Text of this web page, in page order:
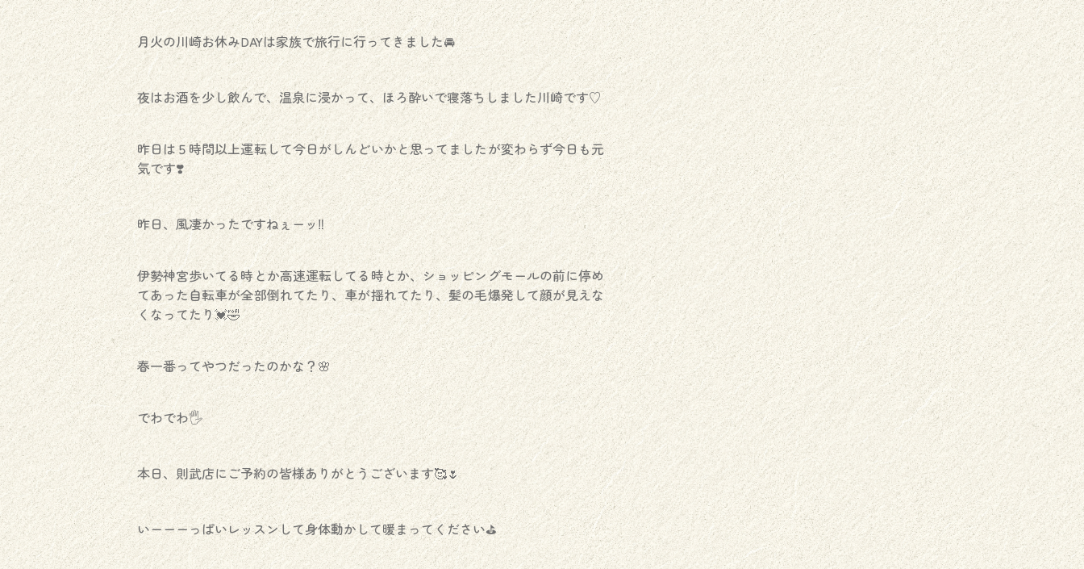
月火の川崎お休みDAYは家族で旅行に行ってきました🚘
夜はお酒を少し飲んで、温泉に浸かって、ほろ酔いで寝落ちしました川崎です♡
昨日は５時間以上運転して今日がしんどいかと思ってましたが変わらず今日も元
気です❣️
昨日、風凄かったですねぇーッ‼️
伊勢神宮歩いてる時とか高速運転してる時とか、ショッピングモールの前に停め
てあった自転車が全部倒れてたり、車が揺れてたり、髪の毛爆発して顔が見えな
くなってたり💓🤣
春一番ってやつだったのかな？🌸
でわでわ🖐
本日、則武店にご予約の皆様ありがとうございます🥰🌷
いーーーっぱいレッスンして身体動かして暖まってください⛳️